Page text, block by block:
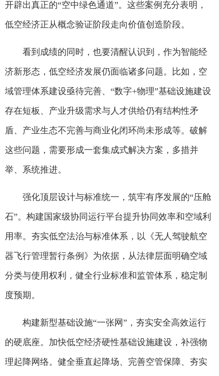
开辟出真正的“空中绿色通道”。这些案例充分表明，
低空经济正从概念验证阶段走向价值创造阶段。
看到成绩的同时，也要清醒认识到，作为智能经
济新形态，低空经济发展仍面临诸多问题。比如，空
域管理体系建设亟待完善、“数字+物理”基础设施建设
存在短板、产业升级需求与人才供给仍有结构性矛
盾、产业生态不完善与商业化闭环尚未形成等。破解
这些问题，需要形成一套集成式解决方案，多措并
举、系统推进。
强化顶层设计与标准统一，筑牢有序发展的“压舱
石”。构建国家级协同运行平台提升协同效率和空域利
用率。夯实低空法治与标准体系，以《无人驾驶航空
器飞行管理暂行条例》为依据，从法律层面明确空域
分类与使用权利，健全行业标准和监管体系，稳定制
度预期。
构建新型基础设施“一张网”，夯实安全高效运行
的硬底座。加快低空经济硬性基础设施建设，补强物
理起降网络。健全垂直起降场、完善空管保障、夯实